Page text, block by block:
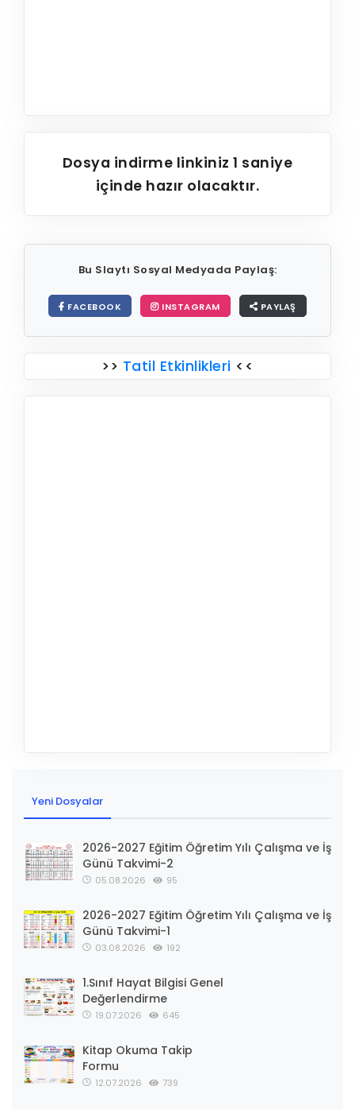
Dosya indirme linkiniz1 saniye
içinde hazır olacaktır.
Bu Slaytı Sosyal Medyada Paylaş:
FACEBOOK INSTAGRAM PAYLAŞ
>> Tatil Etkinlikleri <<
Yeni Dosyalar
2026-2027 Eğitim Öğretim Yılı Çalışma ve İş
Günü Takvimi-2
05.08.2026 95
2026-2027 Eğitim Öğretim Yılı Çalışma ve İş
Günü Takvimi-1
03.08.2026 192
1.Sınıf Hayat Bilgisi Genel
Değerlendirme
19.07.2026 645
Kitap Okuma Takip
Formu
12.07.2026 739